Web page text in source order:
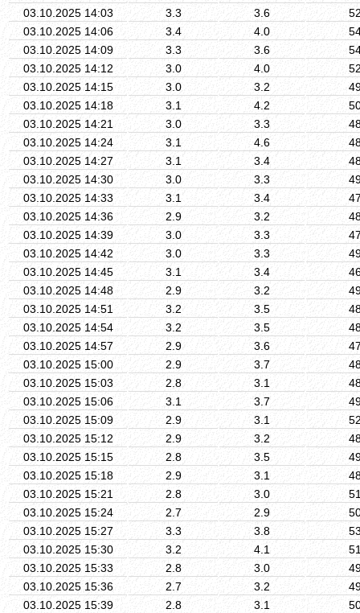
03.10.2025 14:03
3.3 3.6
03.10.2025 14:06
3.4 4.0
03.10.2025 14:09
3.3 3.6
03.10.2025 14:12
3.0 4.0
03.10.2025 14:15
3.0 3.2
03.10.2025 14:18
3.1 4.2
03.10.2025 14:21
3.0 3.3
03.10.2025 14:24
3.1 4.6
03.10.2025 14:27
3.1 3.4
03.10.2025 14:30
3.0 3.3
03.10.2025 14:33
3.1 3.4
03.10.2025 14:36
2.9 3.2
03.10.2025 14:39
3.0 3.3
03.10.2025 14:42
3.0 3.3
03.10.2025 14:45
3.1 3.4
03.10.2025 14:48
2.9 3.2
03.10.2025 14:51
3.2 3.5
03.10.2025 14:54
3.2 3.5
03.10.2025 14:57
2.9 3.6
03.10.2025 15:00
2.9 3.7
03.10.2025 15:03
2.8 3.1
03.10.2025 15:06
3.1 3.7
03.10.2025 15:09
2.9 3.1
03.10.2025 15:12
2.9 3.2
03.10.2025 15:15
2.8 3.5
03.10.2025 15:18
2.9 3.1
03.10.2025 15:21
2.8 3.0
03.10.2025 15:24
2.7 2.9
03.10.2025 15:27
3.3 3.8
03.10.2025 15:30
3.2 4.1
03.10.2025 15:33
2.8 3.0
03.10.2025 15:36
2.7 3.2
03.10.2025 15:39
2.8 3.1